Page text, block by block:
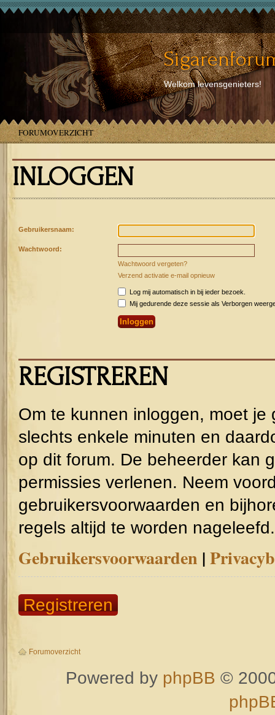
Welkom levensgenieters!
FORUMOVERZICHT
INLOGGEN
Gebruikersnaam:
Wachtwoord:
Wachtwoord vergeten?
Verzend activatie e-mail opnieuw
Log mij automatisch in bij ieder bezoek.
Mij gedurende deze sessie als Verborgen
REGISTREREN
Om te kunnen inloggen, moet
slechts enkele minuten en
op dit forum. De beheerder kan
permissies verlenen. Neem
gebruikersvoorwaarden en
regels altijd te worden nageleefd.
Gebruikersvoorwaarden |
Registreren
Forumoverzicht
Powered by phpBB ©